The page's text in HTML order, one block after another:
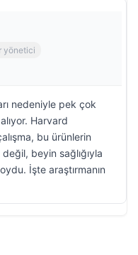
yönetici
nedeniyle pek çok
Harvard
bu ürünlerin
beyin sağlığıyla
İşte araştırmanın